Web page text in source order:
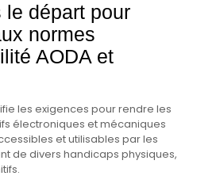
le départ pour
normes
AODA et
les exigences pour rendre les
électroniques et mécaniques
et utilisables par les
de divers handicaps physiques,